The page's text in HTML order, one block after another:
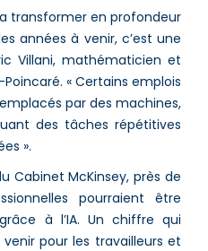
transformer en profondeur
années à venir, c’est une
Villani, mathématicien et
« Certains emplois
par des machines,
des tâches répétitives
».
Cabinet McKinsey, près de
pourraient être
à l’IA. Un chiffre qui
pour les travailleurs et